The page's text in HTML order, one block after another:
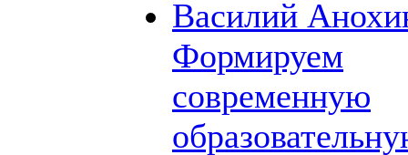
Василий
Формируем
современную